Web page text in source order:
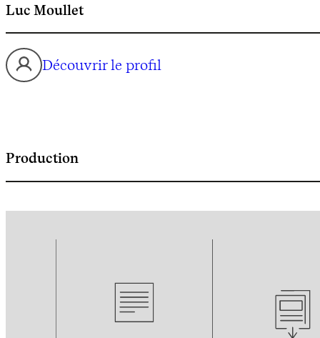
Luc Moullet
Découvrir le profil
Production